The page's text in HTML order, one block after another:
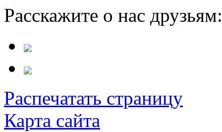
Расскажите о нас
Распечатать страницу
Карта сайта